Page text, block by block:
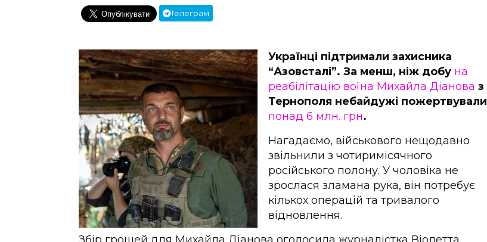
Телеграм
Українці підтримали захисника
“Азовсталі”. За менш, ніж добу на
реабілітацію воїна Михайла Діанова з
Тернополя небайдужі пожертвували
понад 6 млн. грн.
Нагадаємо, військового нещодавно
звільнили з чотиримісячного
російського полону. У чоловіка не
зрослася зламана рука, він потребує
кількох операцій та тривалого
відновлення.
Збір грошей для Михайла Діанова оголосила журналістка Віолетта